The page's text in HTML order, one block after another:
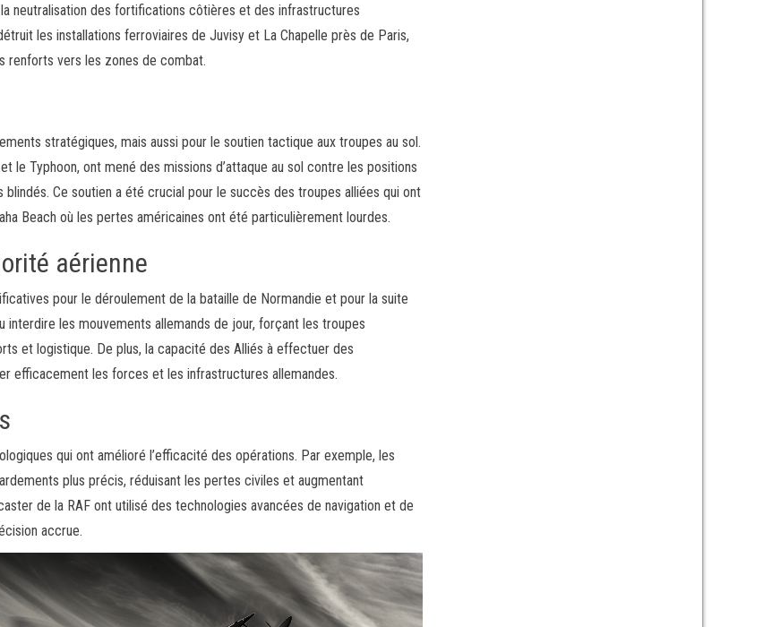
neutralisation des fortifications côtières et des infrastructures
les installations ferroviaires de Juvisy et La Chapelle près de Paris,
renforts vers les zones de combat.
stratégiques, mais aussi pour le soutien tactique aux troupes au sol.
le Typhoon, ont mené des missions d’attaque au sol contre les positions
Ce soutien a été crucial pour le succès des troupes alliées qui ont
Beach où les pertes américaines ont été particulièrement lourdes.
aérienne
pour le déroulement de la bataille de Normandie et pour la suite
interdire les mouvements allemands de jour, forçant les troupes
et logistique. De plus, la capacité des Alliés à effectuer des
efficacement les forces et les infrastructures allemandes.
qui ont amélioré l’efficacité des opérations. Par exemple, les
plus précis, réduisant les pertes civiles et augmentant
de la RAF ont utilisé des technologies avancées de navigation et de
accrue.